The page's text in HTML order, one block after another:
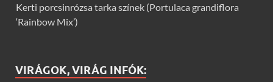
Kerti porcsinrózsa tarka színek (Portulaca grandiflora
‘Rainbow Mix’)
VIRÁGOK, VIRÁG INFÓK: